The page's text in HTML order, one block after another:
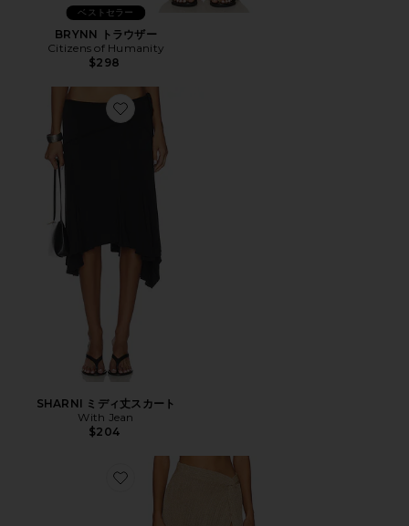
ベストセラー
BRYNN トラウザー
Citizens of Humanity
$298
Favorite SHARNI ミディ丈スカート
SHARNI ミディ丈スカート
With Jean
$204
Favorite HEART OF GOLD スカート